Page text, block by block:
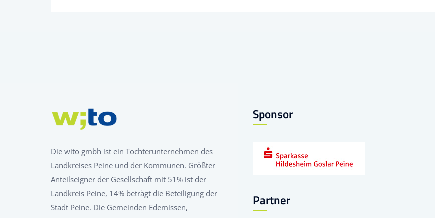
Die wito gmbh ist ein Tochterunternehmen des
Landkreises Peine und der Kommunen. Größter
Anteilseigner der Gesellschaft mit 51% ist der
Landkreis Peine, 14% beträgt die Beteiligung der
Stadt Peine. Die Gemeinden Edemissen,
Sponsor
Partner